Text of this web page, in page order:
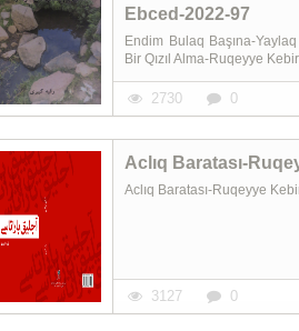
Ebced-2022-97
Endim Bulaq Başına-
Bir Qızıl Alma-Ruqeyye
2730 0
Aclıq Baratası-Ruqeyye
3127 0